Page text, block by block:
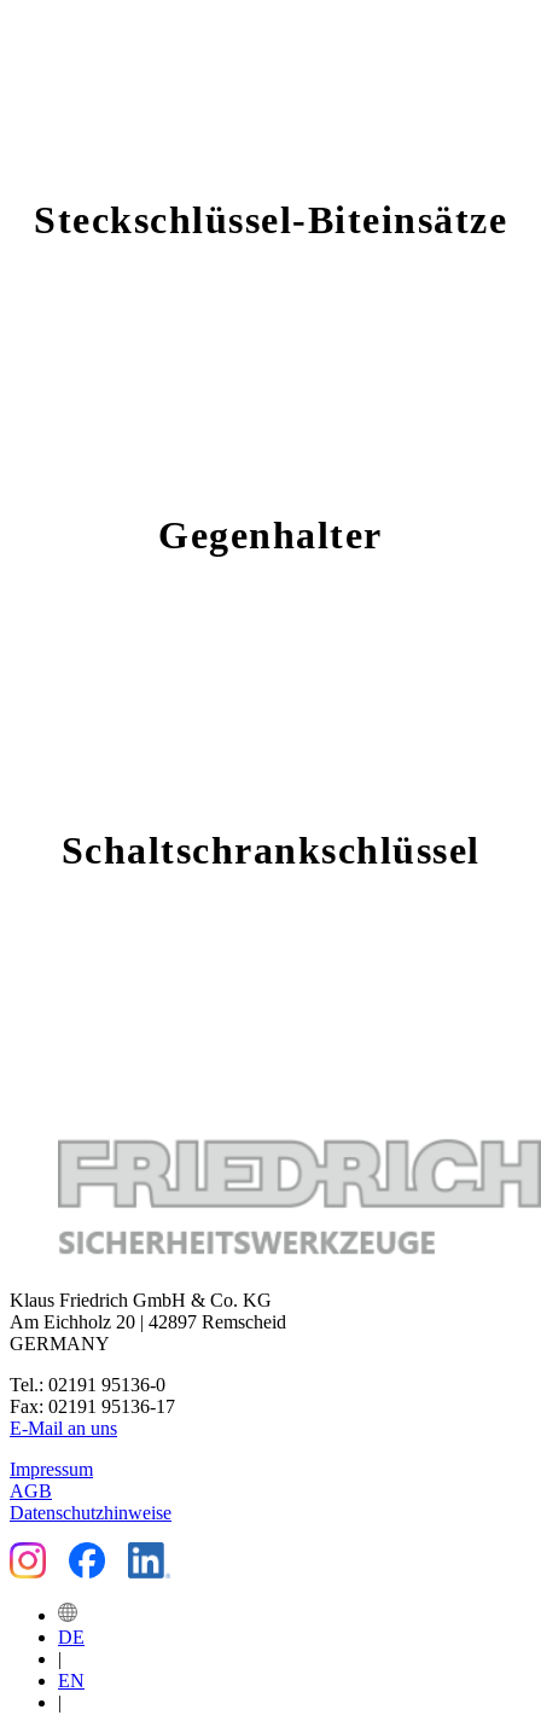
Steckschlüssel-Biteinsätze
Gegenhalter
Schaltschrankschlüssel
Klaus Friedrich GmbH & Co. KG
Am Eichholz 20 | 42897 Remscheid
GERMANY
Tel.: 02191 95136-0
Fax: 02191 95136-17
E-Mail an uns
Impressum
AGB
Datenschutzhinweise
DE
|
EN
|